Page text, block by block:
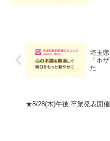
事か
って
埼玉
「ホ
た
★8/28(木)午後 卒業発表開